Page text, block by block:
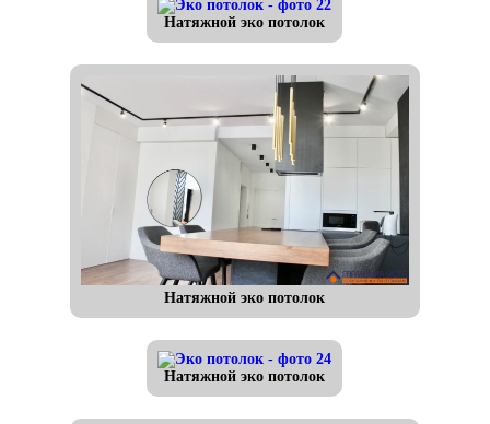
Натяжной эко потолок
Натяжной эко потолок
Натяжной эко потолок